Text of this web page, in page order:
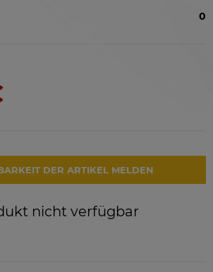
0
DER ARTIKEL MELDEN
nicht verfügbar